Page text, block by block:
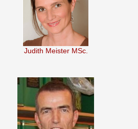
Judith Meister MSc.